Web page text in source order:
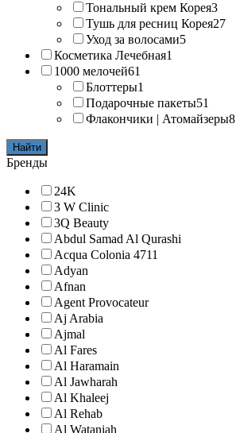
Тональный крем Корея3
Тушь для ресниц Корея27
Уход за волосами5
Косметика Лечебная1
1000 мелочей61
Блоттеры1
Подарочные пакеты51
Флакончики | Атомайзеры8
Найти
Бренды
24K
3 W Clinic
3Q Beauty
Abdul Samad Al Qurashi
Acqua Colonia 4711
Adyan
Afnan
Agent Provocateur
Aj Arabia
Ajmal
Al Fares
Al Haramain
Al Jawharah
Al Khaleej
Al Rehab
Al Wataniah